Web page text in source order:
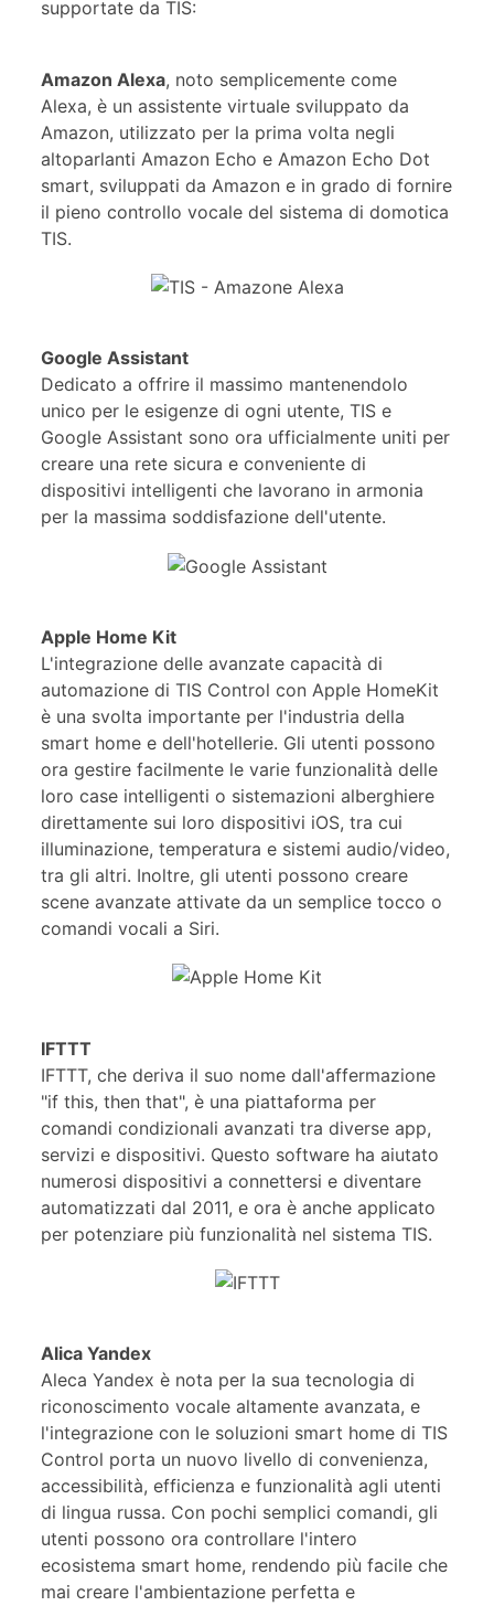
supportate da TIS:
Amazon Alexa, noto semplicemente come
Alexa, è un assistente virtuale sviluppato da
Amazon, utilizzato per la prima volta negli
altoparlanti Amazon Echo e Amazon Echo Dot
smart, sviluppati da Amazon e in grado di fornire
il pieno controllo vocale del sistema di domotica
TIS.
Google Assistant
Dedicato a offrire il massimo mantenendolo
unico per le esigenze di ogni utente, TIS e
Google Assistant sono ora ufficialmente uniti per
creare una rete sicura e conveniente di
dispositivi intelligenti che lavorano in armonia
per la massima soddisfazione dell'utente.
Apple Home Kit
L'integrazione delle avanzate capacità di
automazione di TIS Control con Apple HomeKit
è una svolta importante per l'industria della
smart home e dell'hotellerie. Gli utenti possono
ora gestire facilmente le varie funzionalità delle
loro case intelligenti o sistemazioni alberghiere
direttamente sui loro dispositivi iOS, tra cui
illuminazione, temperatura e sistemi audio/video,
tra gli altri. Inoltre, gli utenti possono creare
scene avanzate attivate da un semplice tocco o
comandi vocali a Siri.
IFTTT
IFTTT, che deriva il suo nome dall'affermazione
"if this, then that", è una piattaforma per
comandi condizionali avanzati tra diverse app,
servizi e dispositivi. Questo software ha aiutato
numerosi dispositivi a connettersi e diventare
automatizzati dal 2011, e ora è anche applicato
per potenziare più funzionalità nel sistema TIS.
Alica Yandex
Aleca Yandex è nota per la sua tecnologia di
riconoscimento vocale altamente avanzata, e
l'integrazione con le soluzioni smart home di TIS
Control porta un nuovo livello di convenienza,
accessibilità, efficienza e funzionalità agli utenti
di lingua russa. Con pochi semplici comandi, gli
utenti possono ora controllare l'intero
ecosistema smart home, rendendo più facile che
mai creare l'ambientazione perfetta e